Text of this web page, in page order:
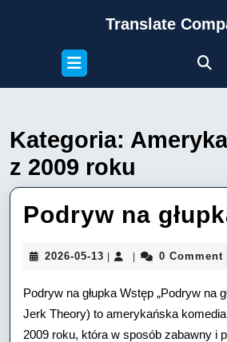
Translate
Open
Button
Kategoria:
z 2009 roku
Podryw na
2026-05-13 2026-
13
0 Comment
Podryw na głupka Wstęp „Podryw na
Jerk Theory) to amerykańska
2009 roku, która w sposób zabawny i